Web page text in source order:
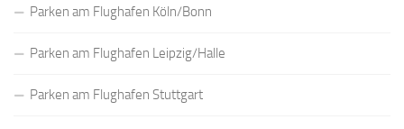
Parken am Flughafen Köln/Bonn
Parken am Flughafen Leipzig/Halle
Parken am Flughafen Stuttgart